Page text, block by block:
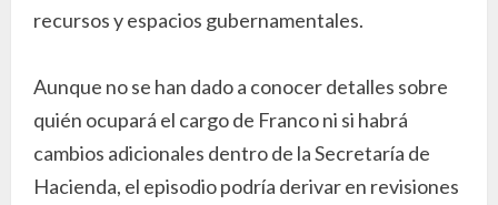
recursos y espacios gubernamentales.
Aunque no se han dado a conocer detalles sobre
quién ocupará el cargo de Franco ni si habrá
cambios adicionales dentro de la Secretaría de
Hacienda, el episodio podría derivar en revisiones